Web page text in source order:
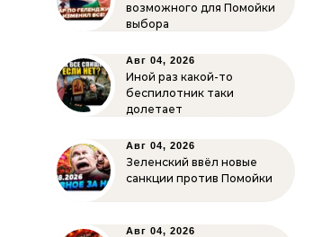
возможного для Помойки
выбора
Авг 04, 2026
Иной раз какой-то
беспилотник таки
долетает
Авг 04, 2026
Зеленский ввёл новые
санкции против Помойки
Авг 04, 2026